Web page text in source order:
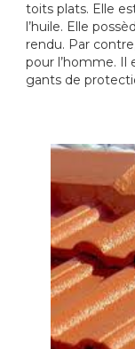
toits plats. Elle
l’huile. Elle
rendu. Par
pour l’homme. Il
gants de